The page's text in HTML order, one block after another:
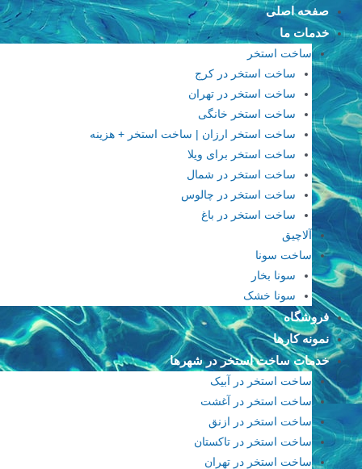
رفتن
به
محتوا
صفحه اصلی
خدمات ما
ساخت استخر
ساخت استخر در کرج
ساخت استخر در تهران
ساخت استخر خانگی
ساخت استخر ارزان | ساخت استخر + هزینه
ساخت استخر برای ویلا
ساخت استخر در شمال
ساخت استخر در چالوس
ساخت استخر در باغ
آلاچیق
ساخت سونا
سونا بخار
سونا خشک
فروشگاه
نمونه کارها
خدمات ساخت استخر در شهرها
ساخت استخر در آبیک
ساخت استخر در آغشت
ساخت استخر در ازنق
ساخت استخر در تاکستان
ساخت استخر در تهران